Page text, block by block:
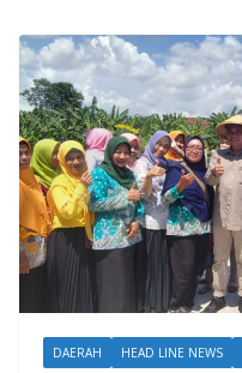
DAERAH HEAD LINE NEWS